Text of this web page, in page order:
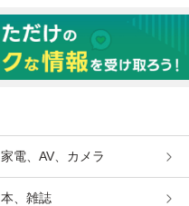
家電、AV、カメラ
本、雑誌